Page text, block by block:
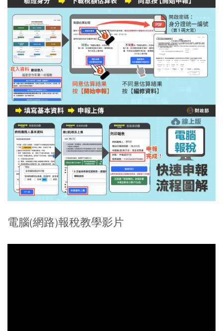
電腦(網路)報稅教學影片